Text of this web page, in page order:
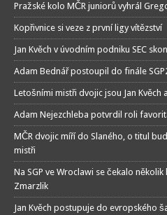
Pražské kolo MČR juniorů vyhrál
Kopřivnice si veze z první ligy vítězství
Jan Kvěch v úvodním podniku SEC
Adam Bednář postoupil do finále
Letošními mistři dvojic jsou Jan Kvěch
Adam Nejezchleba potvrdil roli
MČR dvojic míří do Slaného, o titul
mistři
Na SGP ve Wroclawi se čekalo
Zmarzlik
Jan Kvěch postupuje do evropského